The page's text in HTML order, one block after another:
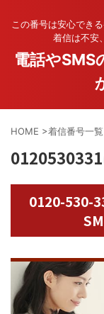
この番号は安心でき
着信は不安
電話やSMS
HOME >着信番号一覧
0120-530-